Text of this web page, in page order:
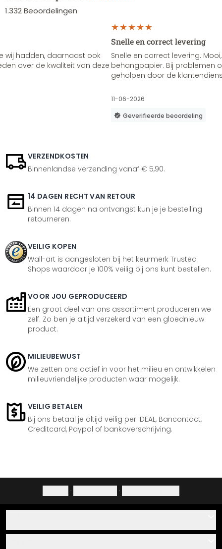
1.332Beoordelingen
wij hadden, daarnaast ook
over de kwaliteit van deze
Snelle en correct levering
Snelle en correct levering.
behangpapier. Bij problemen
geholpen door de
11-06-2026
Geverifieerde beoordeling
VERZENDKOSTEN
Binnenlandse verzending vanaf € 5,90.
14 DAGEN RECHT VAN RETOUR
Binnen 14 dagen na ontvangst kun je je bestelling
retourneren.
VEILIG KOPEN
Wall-art is aangesloten bij het keurmerk Trusted
Shops waardoor je 100% veilig bij ons kunt bestellen.
VOOR JOU GEPRODUCEERD
Een groot deel van ons assortiment produceren we
zelf. Zo ben je altijd verzekerd van een gloednieuw
product.
MILIEUBEWUST
We zetten ons actief in voor het milieu en ontwikkelen
milieuvriendelijke producten waar mogelijk.
VEILIG BETALEN
Bij ons betaal je altijd veilig per iDEAL, Bancontact,
Creditcard, Paypal of bankoverschrijving.
· ·